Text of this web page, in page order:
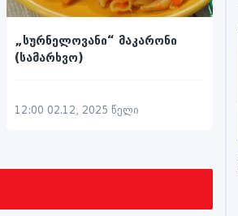
„სურნელოვანი“ მაკარონი
(სამარხვო)
12:00 02.12, 2025 წელი